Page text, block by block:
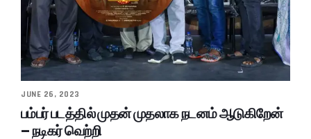
JUNE 26, 2023
பம்பர் படத்தில் முதன் முதலாக நடனம் ஆடுகிறேன்
– நடிகர் வெற்றி